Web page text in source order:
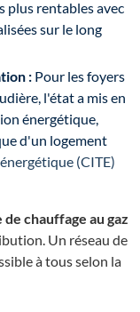
plus rentables avec
sur le long
: Pour les foyers
l'état a mis en
énergétique,
d'un logement
(CITE)
de chauffage au gaz
Un réseau de
à tous selon la